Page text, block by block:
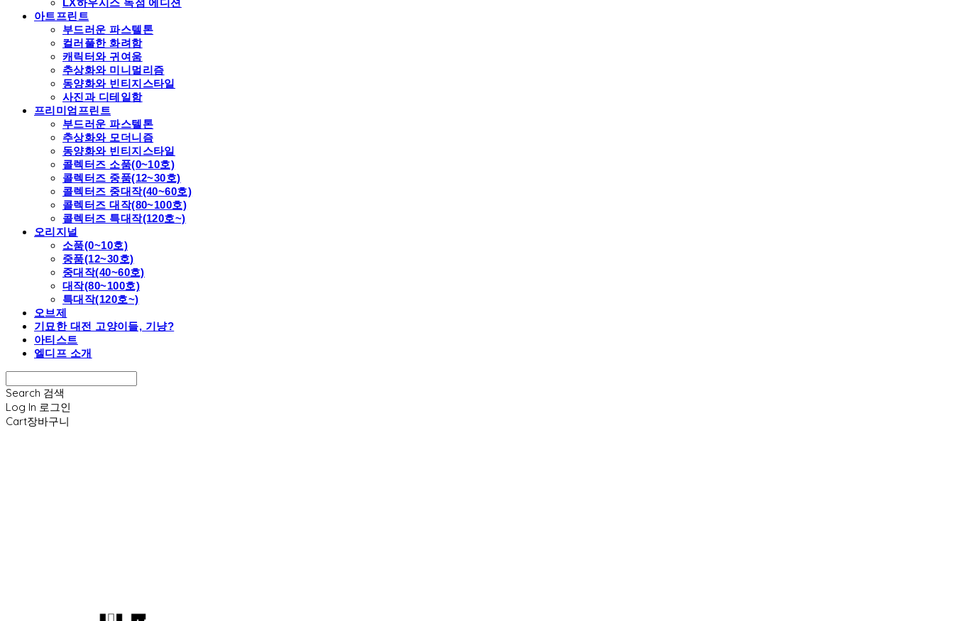
LX하우시스 독점 에디션
아트프린트
부드러운 파스텔톤
컬러풀한 화려함
캐릭터와 귀여움
추상화와 미니멀리즘
동양화와 빈티지스타일
사진과 디테일함
프리미엄프린트
부드러운 파스텔톤
추상화와 모더니즘
동양화와 빈티지스타일
콜렉터즈 소품(0~10호)
콜렉터즈 중품(12~30호)
콜렉터즈 중대작(40~60호)
콜렉터즈 대작(80~100호)
콜렉터즈 특대작(120호~)
오리지널
소품(0~10호)
중품(12~30호)
중대작(40~60호)
대작(80~100호)
특대작(120호~)
오브제
기묘한 대전 고양이들, 기냥?
아티스트
엘디프 소개
Search 검색
Log In 로그인
Cart장바구니